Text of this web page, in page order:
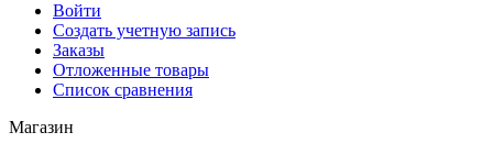
Войти
Создать учетную запись
Заказы
Отложенные товары
Список сравнения
Магазин